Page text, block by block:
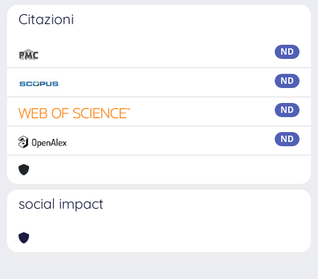
Citazioni
ND
ND
ND
ND
social impact